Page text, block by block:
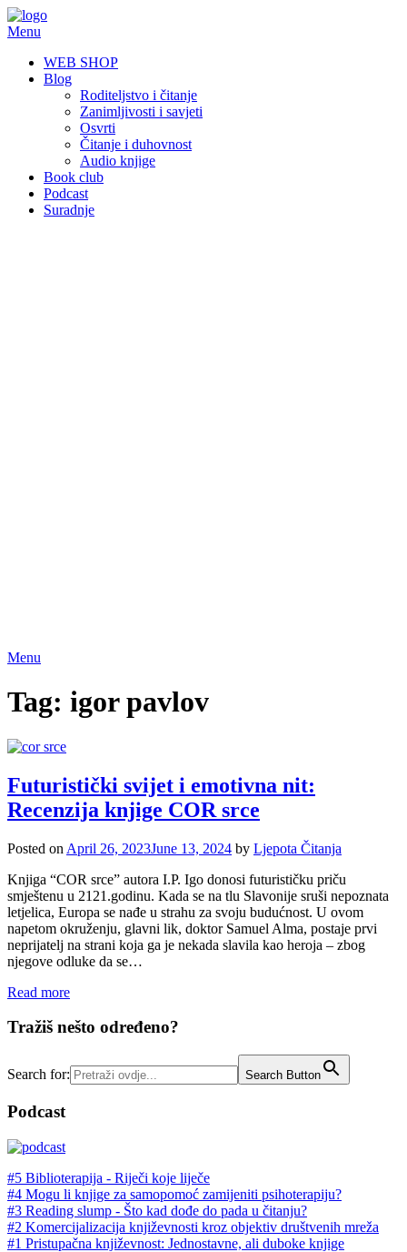
Skip
to
Menu
WEB SHOP
Blog
Roditeljstvo i čitanje
Zanimljivosti i savjeti
Osvrti
Čitanje i duhovnost
Audio knjige
Book club
Podcast
Suradnje
Menu
Tag: igor pavlov
Futuristički svijet i emotivna nit:
Recenzija knjige COR srce
Posted on April 26, 2023June 13, 2024 by Ljepota Čitanja
Knjiga “COR srce” autora I.P. Igo donosi futurističku priču
smještenu u 2121.godinu. Kada se na tlu Slavonije sruši nepoznata
letjelica, Europa se nađe u strahu za svoju budućnost. U ovom
napetom okruženju, glavni lik, doktor Samuel Alma, postaje prvi
neprijatelj na strani koja ga je nekada slavila kao heroja – zbog
njegove odluke da se…
Read more
Tražiš nešto određeno?
Search for: Search Button
Podcast
#5 Biblioterapija - Riječi koje liječe
#4 Mogu li knjige za samopomoć zamijeniti psihoterapiju?
#3 Reading slump - Što kad dođe do pada u čitanju?
#2 Komercijalizacija književnosti kroz objektiv društvenih mreža
#1 Pristupačna književnost: Jednostavne, ali duboke knjige